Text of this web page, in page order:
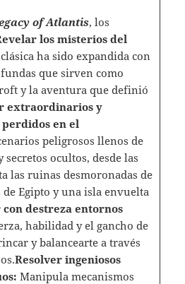
of Atlantis, los
los misterios del
ha sido expandida con
que sirven como
y la aventura que definió
extraordinarios y
en el
peligrosos llenos de
ocultos, desde las
las ruinas desmoronadas de
Egipto y una isla envuelta
destreza entornos
habilidad y el gancho de
y balancearte a través
Resolver ingeniosos
Manipula mecanismos